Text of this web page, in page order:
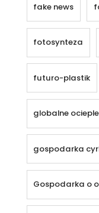
fake news
fotosynteza
futuro-plastik
globalne
gospodarka
Gospodarka o